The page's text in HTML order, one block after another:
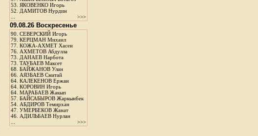
53. ЯКОВЕНКО Игорь
52. ДАМИТОВ Нурдин
>>>
09.08.26 Воскресенье
90. СЕВЕРСКИЙ Игорь
79. КЕРЦМАН Михаил
77. КОЖА-АХМЕТ Хасен
76. АХМЕТОВ Абдулла
73. ДАНАЕВ Нарбота
73. ТАУБАЕВ Максет
68. БАЙЖАНОВ Улан
66. АЯЗБАЕВ Сматай
64. КАЛЕКЕНОВ Ержан
64. КОРОВИН Игорь
64. МАРАБАЕВ Жакып
57. БАЙСАБЫРОВ Жаркынбек
54. АБДИРОВ Темирхан
47. УМЕРБЕКОВ Жанат
46. АДИЛЬБАЕВ Нурлан
>>>